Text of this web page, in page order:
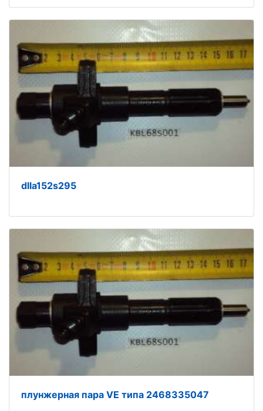
dlla152s295
плунжерная пара VE типа 2468335047